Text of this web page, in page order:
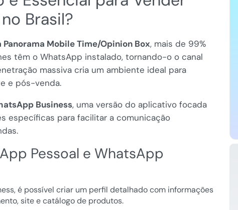
Brasil?
Panorama Mobile Time/Opinion Box, mais de 99%
têm o WhatsApp instalado, tornando-o o canal
massiva cria um ambiente ideal para
e pós-venda.
Business, uma versão do aplicativo focada
específicas para facilitar a comunicação
Pessoal e WhatsApp
é possível criar um perfil detalhado com informações
site e catálogo de produtos.